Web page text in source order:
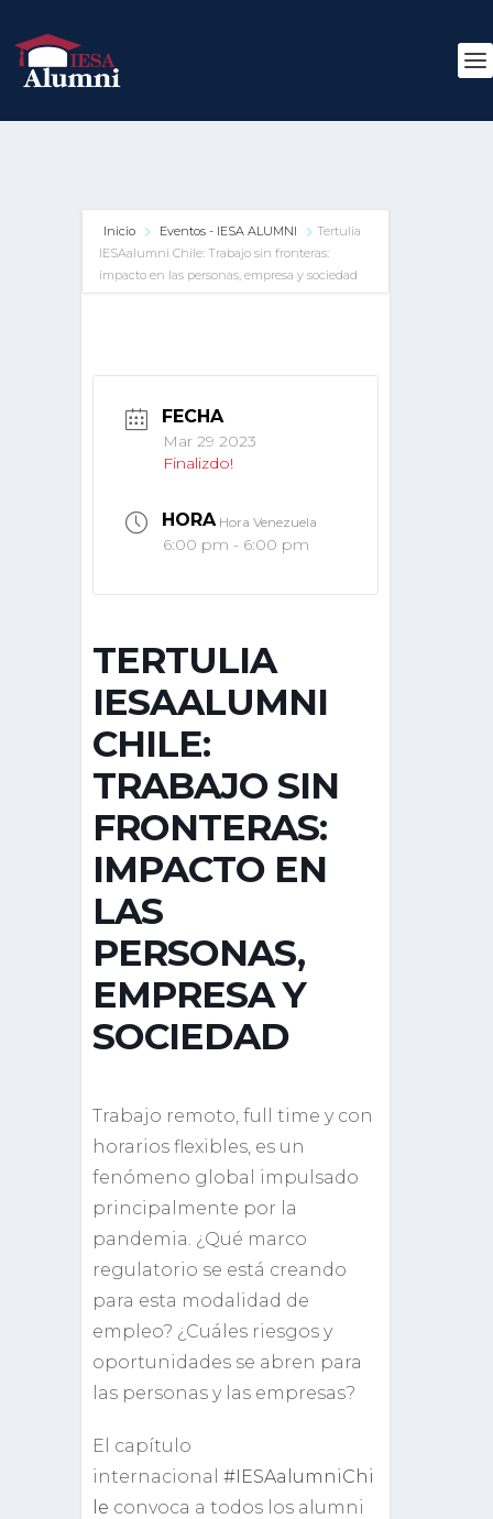
Inicio Eventos - IESA ALUMNI
Tertulia
IESAalumni Chile: Trabajo sin fronteras:
impacto en las personas, empresa y sociedad
FECHA
Mar 29 2023
Finalizdo!
HORA Hora Venezuela
6:00 pm - 6:00 pm
TERTULIA
IESAALUMNI
CHILE:
TRABAJO SIN
FRONTERAS:
IMPACTO EN
LAS
PERSONAS,
EMPRESA Y
SOCIEDAD
Trabajo remoto, full time y con
horarios flexibles, es un
fenómeno global impulsado
principalmente por la
pandemia. ¿Qué marco
regulatorio se está creando
para esta modalidad de
empleo? ¿Cuáles riesgos y
oportunidades se abren para
las personas y las empresas?
El capítulo
internacional #IESAalumniChi
le convoca a todos los alumni